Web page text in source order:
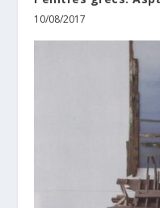
10/08/2017